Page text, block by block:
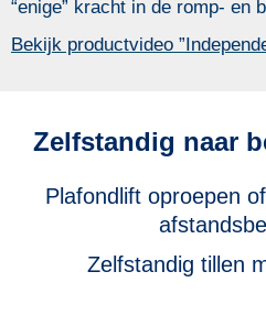
“enige” kracht in de romp- en
Bekijk productvideo
Zelfstandig naar
Plafondlift oproepen
Zelfstandig tillen